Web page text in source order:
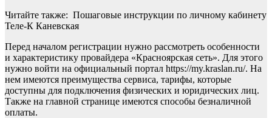
Читайте также: Пошаговые инструкции по личному кабинету
Теле-К Каневская
Перед началом регистрации нужно рассмотреть особенности
и характеристику провайдера «Красноярская сеть». Для этого
нужно войти на официальный портал https://my.kraslan.ru/. На
нем имеются преимущества сервиса, тарифы, которые
доступны для подключения физических и юридических лиц.
Также на главной странице имеются способы безналичной
оплаты.